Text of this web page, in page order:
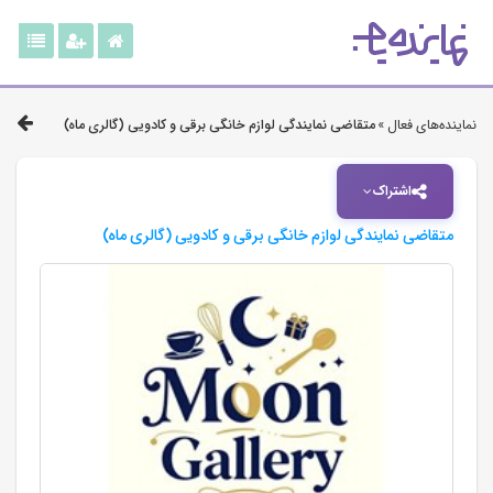
نماینده‌های فعال »متقاضی نمایندگی لوازم خانگی برقی و کادویی (گالری ماه)
اشتراک
متقاضی نمایندگی لوازم خانگی برقی و کادویی (گالری ماه)